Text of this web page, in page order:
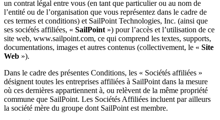
un contrat légal entre vous (en tant que particulier ou au nom de
l’entité ou de l’organisation que vous représentez dans le cadre de
ces termes et conditions) et SailPoint Technologies, Inc. (ainsi que
ses sociétés affiliées, « SailPoint ») pour l’accès et l’utilisation de ce
site web, www.sailpoint.com, ce qui comprend les textes, supports,
documentations, images et autres contenus (collectivement, le « Site
Web »).
Dans le cadre des présentes Conditions, les « Sociétés affiliées »
désignent toutes les entreprises affiliées à SailPoint dans la mesure
où ces dernières appartiennent à, ou relèvent de la même propriété
commune que SailPoint. Les Sociétés Affiliées incluent par ailleurs
la société mère du groupe dont SailPoint est membre.